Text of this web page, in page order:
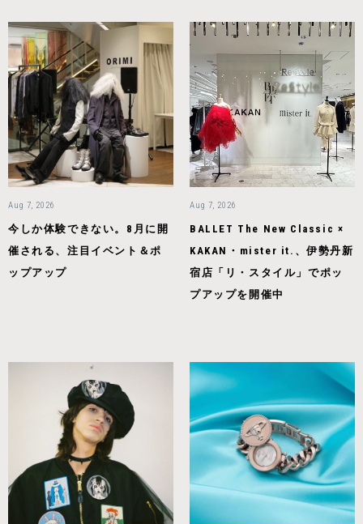
Aug 7, 2026
今しか体験できない。8月に開
催される、注目イベント＆ポ
ップアップ
Aug 7, 2026
BALLET The New Classic ×
KAKAN・mister it.、伊勢丹新
宿店「リ・スタイル」でポッ
プアップを開催中